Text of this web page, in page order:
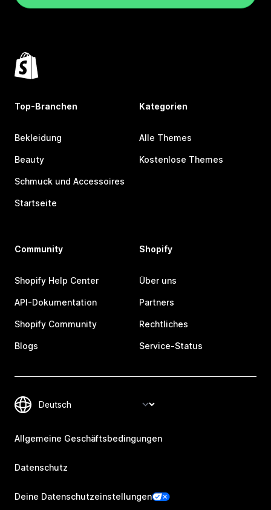
Top-Branchen
Bekleidung
Beauty
Schmuck und Accessoires
Startseite
Kategorien
Alle Themes
Kostenlose Themes
Community
Shopify Help Center
API-Dokumentation
Shopify Community
Blogs
Shopify
Über uns
Partners
Rechtliches
Service-Status
Allgemeine Geschäftsbedingungen
Datenschutz
Deine Datenschutzeinstellungen